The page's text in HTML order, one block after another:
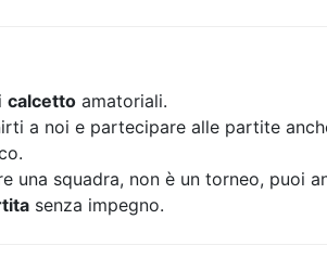
calcetto amatoriali.
a noi e partecipare alle partite
una squadra, non è un torneo, puoi
senza impegno.